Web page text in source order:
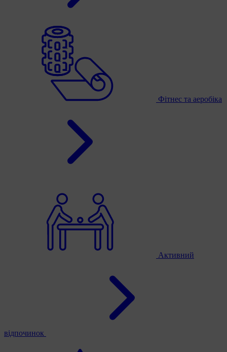
Фітнес та аеробіка
Активний
відпочинок